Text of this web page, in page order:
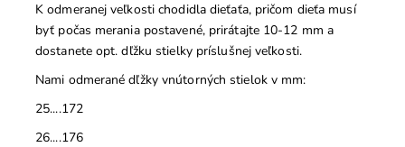
K odmeranej veľkosti chodidla dieťaťa, pričom dieťa musí
byť počas merania postavené, prirátajte 10-12 mm a
dostanete opt. dľžku stielky príslušnej veľkosti.
Nami odmerané dľžky vnútorných stielok v mm:
25....172
26....176